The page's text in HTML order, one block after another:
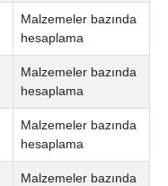
Malzemeler bazında
hesaplama
Malzemeler bazında
hesaplama
Malzemeler bazında
hesaplama
Malzemeler bazında